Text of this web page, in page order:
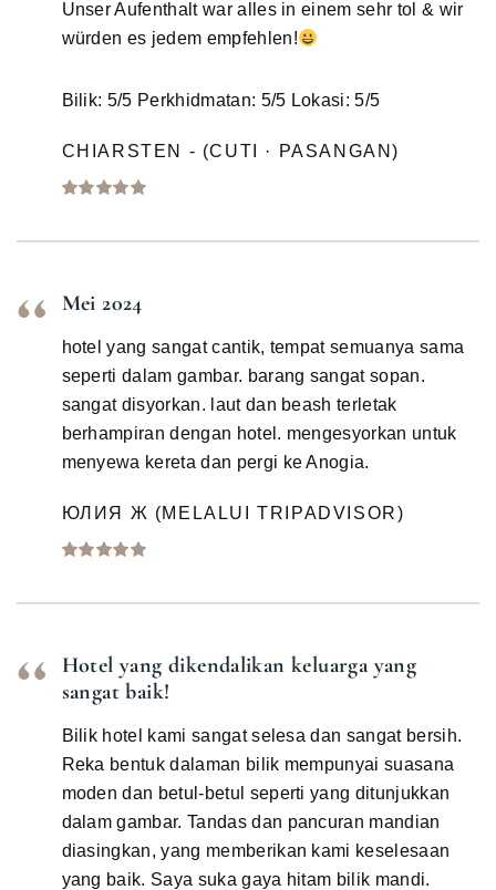
Unser Aufenthalt war alles in einem sehr tol & wir
würden es jedem empfehlen!
Bilik: 5/5 Perkhidmatan: 5/5 Lokasi: 5/5
CHIARSTEN - (CUTI · PASANGAN)
Mei 2024
hotel yang sangat cantik, tempat semuanya sama
seperti dalam gambar. barang sangat sopan.
sangat disyorkan. laut dan beash terletak
berhampiran dengan hotel. mengesyorkan untuk
menyewa kereta dan pergi ke Anogia.
ЮЛИЯ Ж (MELALUI TRIPADVISOR)
Hotel yang dikendalikan keluarga yang
sangat baik!
Bilik hotel kami sangat selesa dan sangat bersih.
Reka bentuk dalaman bilik mempunyai suasana
moden dan betul-betul seperti yang ditunjukkan
dalam gambar. Tandas dan pancuran mandian
diasingkan, yang memberikan kami keselesaan
yang baik. Saya suka gaya hitam bilik mandi.